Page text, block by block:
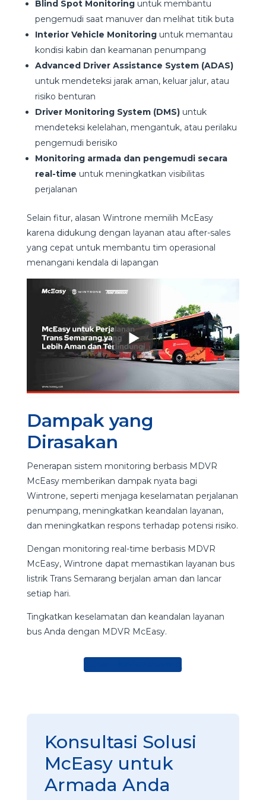
Blind Spot Monitoringuntuk membantu
pengemudi saat manuver dan melihat titik buta
Interior Vehicle Monitoringuntuk memantau
kondisi kabin dan keamanan penumpang
Advanced Driver Assistance System (ADAS)
untuk mendeteksi jarak aman, keluar jalur, atau
risiko benturan
Driver Monitoring System (DMS)untuk
mendeteksi kelelahan, mengantuk, atau perilaku
pengemudi berisiko
Monitoring armada dan pengemudi secara
real-time untuk meningkatkan visibilitas
perjalanan
Selain fitur, alasan Wintrone memilih McEasy
karena didukung dengan layanan atau after-sales
yang cepat untuk membantu tim operasional
menangani kendala di lapangan
Dampak yang
Dirasakan
Penerapan sistem monitoring berbasis MDVR
McEasy memberikan dampak nyata bagi
Wintrone, seperti menjaga keselamatan perjalanan
penumpang, meningkatkan keandalan layanan,
dan meningkatkan respons terhadap potensi risiko.
Dengan monitoring real-time berbasis MDVR
McEasy, Wintrone dapat memastikan layanan bus
listrik Trans Semarang berjalan aman dan lancar
setiap hari.
Tingkatkan keselamatan dan keandalan layanan
bus Anda dengan MDVR McEasy.
Konsultasi Solusi
McEasy untuk
Armada Anda